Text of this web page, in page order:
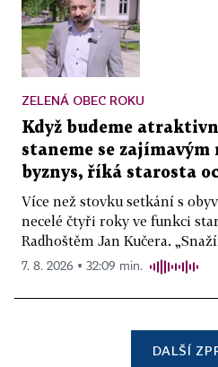
ZELENÁ OBEC ROKU
Když budeme
staneme se zajímavým
byznys, říká starosta
Více než stovku setkání s
necelé čtyři roky ve funkci
Radhoštěm Jan Kučera.
7. 8. 2026 ▪ 32:09 min.
DALŠÍ